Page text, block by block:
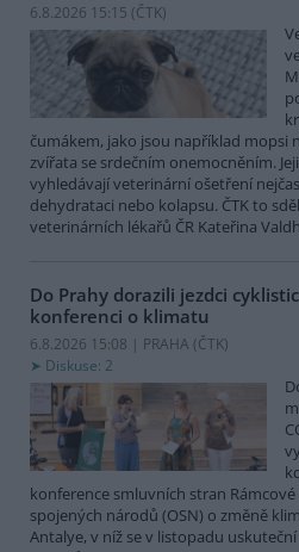
6.8.2026 15:15 (ČTK)
čumákem, jako jsou například mopsi
zvířata se srdečním onemocněním.
vyhledávají veterinární ošetření
dehydrataci nebo kolapsu. ČTK to
veterinárních lékařů ČR Kateřina
Do Prahy dorazili jezdci
konferenci o klimatu
6.8.2026 15:08 | PRAHA (ČTK)
Diskuse: 2
konference smluvních stran
spojených národů (OSN) o změně
Antalye, v níž se v listopadu